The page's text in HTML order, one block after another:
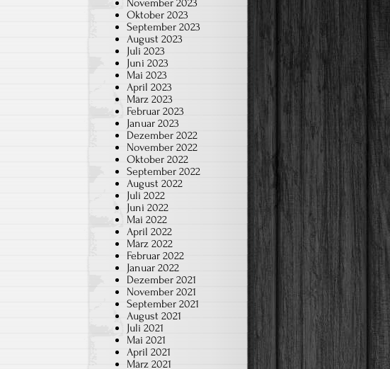
November 2023
Oktober 2023
September 2023
August 2023
Juli 2023
Juni 2023
Mai 2023
April 2023
März 2023
Februar 2023
Januar 2023
Dezember 2022
November 2022
Oktober 2022
September 2022
August 2022
Juli 2022
Juni 2022
Mai 2022
April 2022
März 2022
Februar 2022
Januar 2022
Dezember 2021
November 2021
September 2021
August 2021
Juli 2021
Mai 2021
April 2021
März 2021